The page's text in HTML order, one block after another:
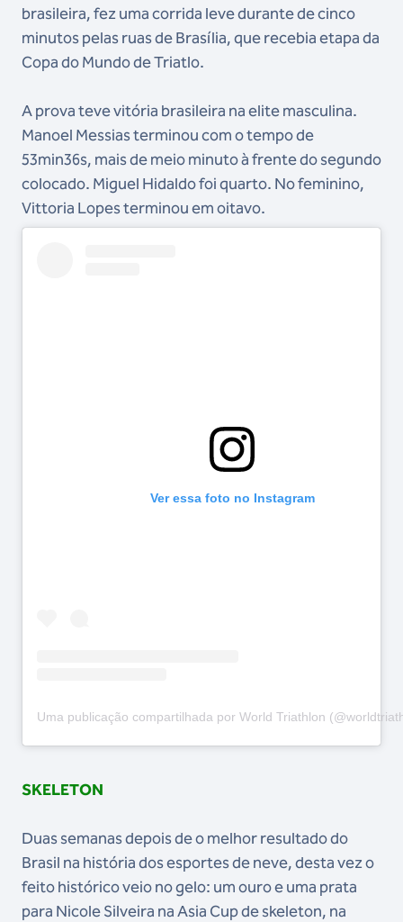
brasileira, fez uma corrida leve durante de cinco
minutos pelas ruas de Brasília, que recebia etapa da
Copa do Mundo de Triatlo.
A prova teve vitória brasileira na elite masculina.
Manoel Messias terminou com o tempo de
53min36s, mais de meio minuto à frente do segundo
colocado. Miguel Hidaldo foi quarto. No feminino,
Vittoria Lopes terminou em oitavo.
Ver essa foto no Instagram
Uma publicação compartilhada por World Triathlon
SKELETON
Duas semanas depois de o melhor resultado do
Brasil na história dos esportes de neve, desta vez o
feito histórico veio no gelo: um ouro e uma prata
para Nicole Silveira na Asia Cup de skeleton, na